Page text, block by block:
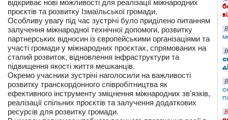
відкриває нові можливості для реалізації міжнародних
проєктів та розвитку Ізмаїльської громади.
Особливу увагу під час зустрічі було приділено питанням
залучення міжнародної технічної допомоги, розвитку
партнерських відносин із європейськими організаціями та
участі громади у міжнародних проєктах, спрямованих на
сталий розвиток, відновлення інфраструктури та
підвищення якості життя мешканців.
Окремо учасники зустрічі наголосили на важливості
розвитку транскордонного співробітництва як
ефективного інструменту зміцнення міжнародних зв'язків,
реалізації спільних проєктів та залучення додаткових
ресурсів для розвитку громади.